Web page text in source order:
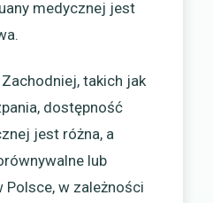
medycznej jest
takich jak
dostępność
jest różna, a
lub
Polsce, w zależności